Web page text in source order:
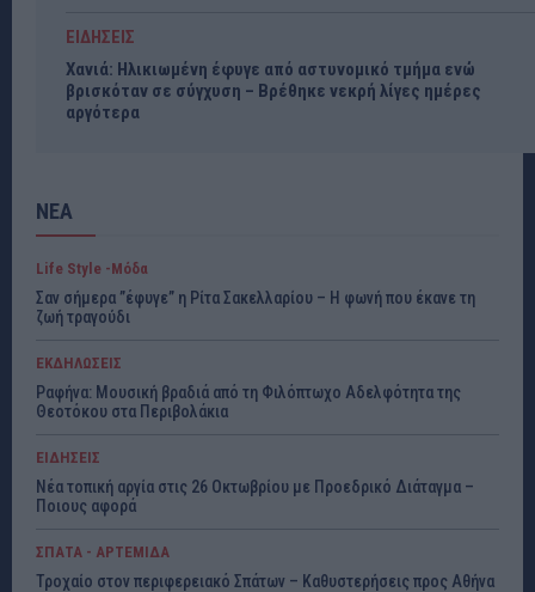
ΕΙΔΗΣΕΙΣ
Χανιά: Ηλικιωμένη έφυγε από αστυνομικό τμήμα ενώ
βρισκόταν σε σύγχυση – Βρέθηκε νεκρή λίγες ημέρες
αργότερα
ΝΕΑ
Life Style -Μόδα
Σαν σήμερα ”έφυγε” η Ρίτα Σακελλαρίου – Η φωνή που έκανε τη
ζωή τραγούδι
ΕΚΔΗΛΩΣΕΙΣ
Ραφήνα: Μουσική βραδιά από τη Φιλόπτωχο Αδελφότητα της
Θεοτόκου στα Περιβολάκια
ΕΙΔΗΣΕΙΣ
Νέα τοπική αργία στις 26 Οκτωβρίου με Προεδρικό Διάταγμα –
Ποιους αφορά
ΣΠΑΤΑ - ΑΡΤΕΜΙΔΑ
Τροχαίο στον περιφερειακό Σπάτων – Καθυστερήσεις προς Αθήνα